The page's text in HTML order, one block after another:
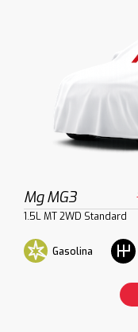
Mg MG3
1.5L MT 2WD Standard
Gasolina